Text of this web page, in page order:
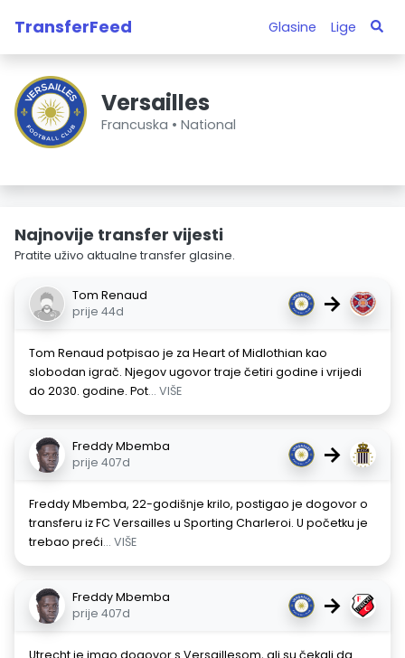
TransferFeed Glasine Lige
Versailles
Francuska • National
Najnovije transfer vijesti
Pratite uživo aktualne transfer glasine.
Tom Renaud
prije 44d
→
Tom Renaud potpisao je za Heart of Midlothian kao
slobodan igrač. Njegov ugovor traje četiri godine i vrijedi
do 2030. godine. Pot... VIŠE
Freddy Mbemba
prije 407d
→
Freddy Mbemba, 22-godišnje krilo, postigao je dogovor o
transferu iz FC Versailles u Sporting Charleroi. U početku je
trebao preći... VIŠE
Freddy Mbemba
prije 407d
→
Utrecht je imao dogovor s Versaillesom, ali su čekali da